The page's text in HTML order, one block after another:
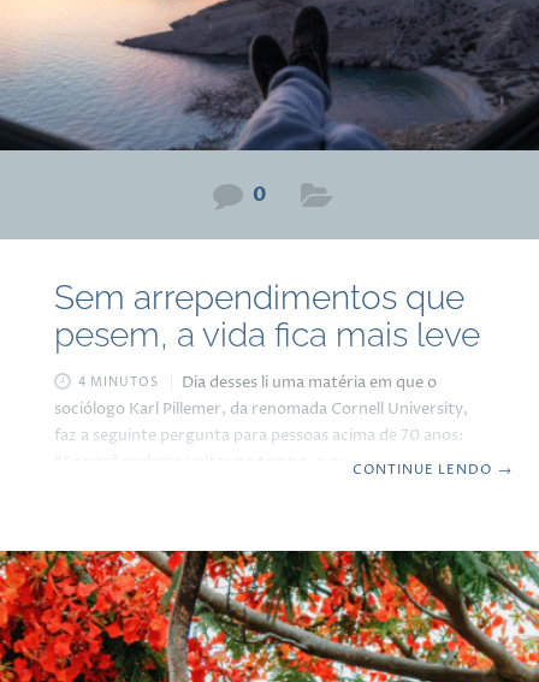
0
Sem arrependimentos que
pesem, a vida fica mais leve
4 MINUTOS
Dia desses li uma matéria em que o
sociólogo Karl Pillemer, da renomada Cornell University,
faz a seguinte pergunta para pessoas acima de 70 anos:
“Se você pudesse voltar no tempo, o que faria diferente?”
respostas não apontam para trabalho, dinheiro ou
conquistas profissionais, mas sim para arrependimentos
que poderiam ter sido evitados. O arrependimento que
mais
CONTINUE LENDO →